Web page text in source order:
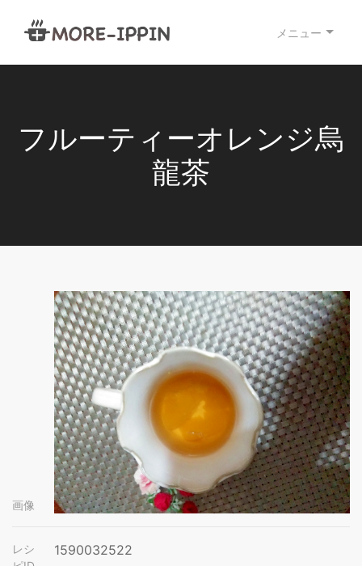
メニュー
フルーティーオレンジ烏
龍茶
画像
レシ
1590032522